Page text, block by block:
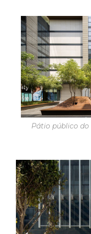
Pátio público do